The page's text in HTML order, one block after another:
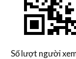
Số lượt người